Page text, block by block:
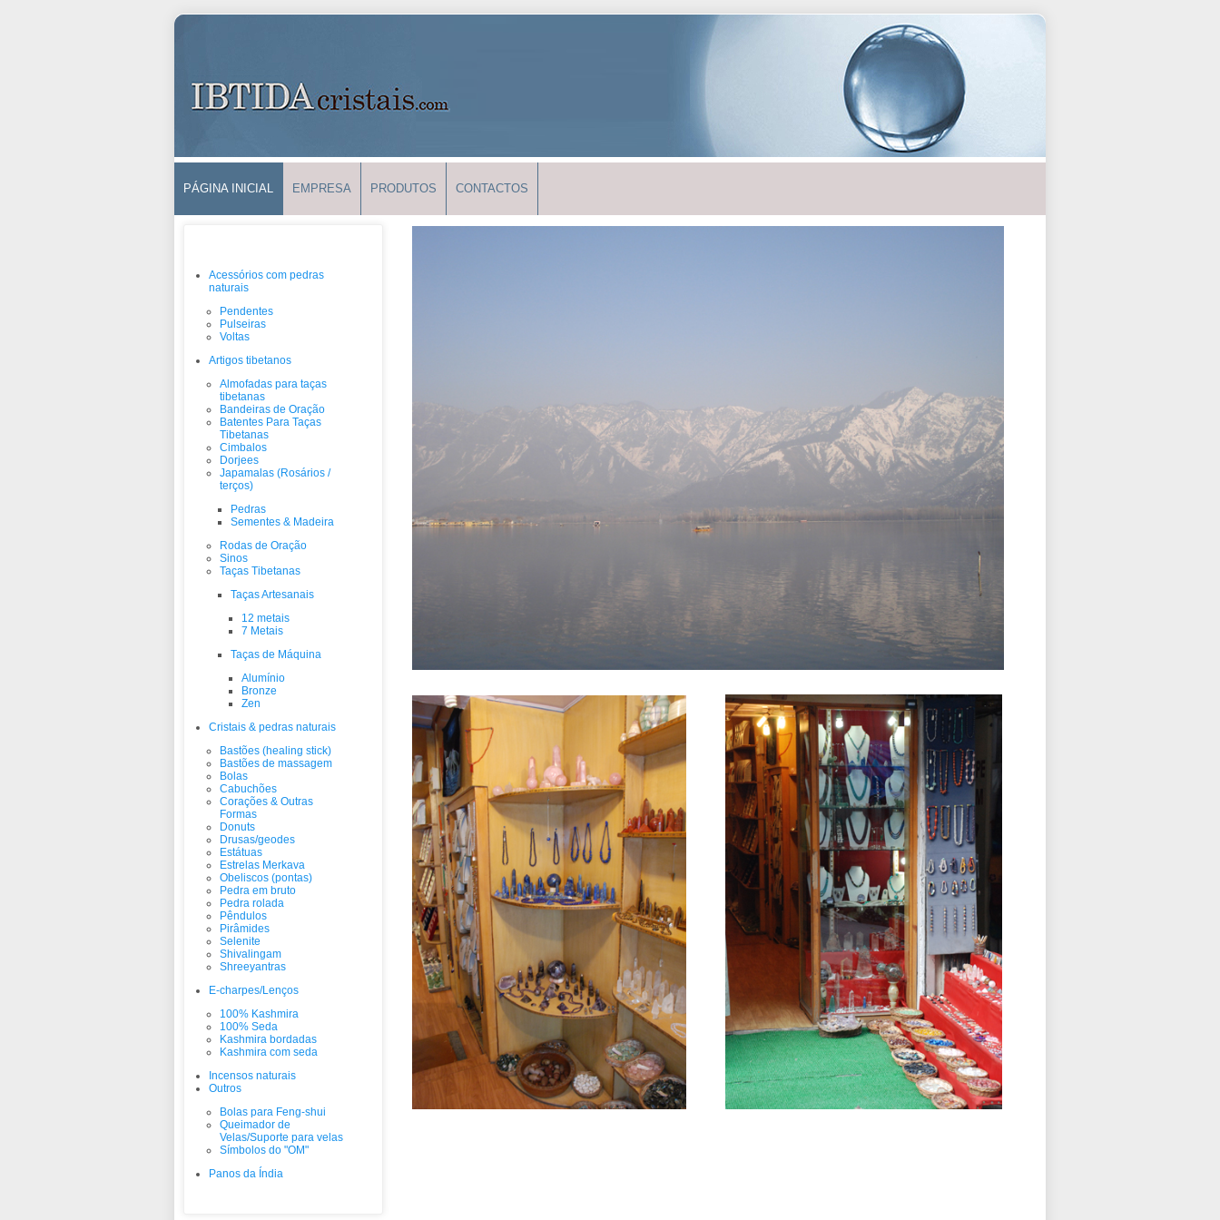
PÁGINA INICIAL EMPRESA PRODUTOS CONTACTOS
Acessórios com pedras
naturais
Pendentes
Pulseiras
Voltas
Artigos tibetanos
Almofadas para taças
tibetanas
Bandeiras de Oração
Batentes Para Taças
Tibetanas
Cimbalos
Dorjees
Japamalas (Rosários /
terços)
Pedras
Sementes & Madeira
Rodas de Oração
Sinos
Taças Tibetanas
Taças Artesanais
12 metais
7 Metais
Taças de Máquina
Alumínio
Bronze
Zen
Cristais & pedras naturais
Bastões (healing stick)
Bastões de massagem
Bolas
Cabuchões
Corações & Outras
Formas
Donuts
Drusas/geodes
Estátuas
Estrelas Merkava
Obeliscos (pontas)
Pedra em bruto
Pedra rolada
Pêndulos
Pirâmides
Selenite
Shivalingam
Shreeyantras
E-charpes/Lenços
100% Kashmira
100% Seda
Kashmira bordadas
Kashmira com seda
Incensos naturais
Outros
Bolas para Feng-shui
Queimador de
Velas/Suporte para velas
Símbolos do "OM"
Panos da Índia